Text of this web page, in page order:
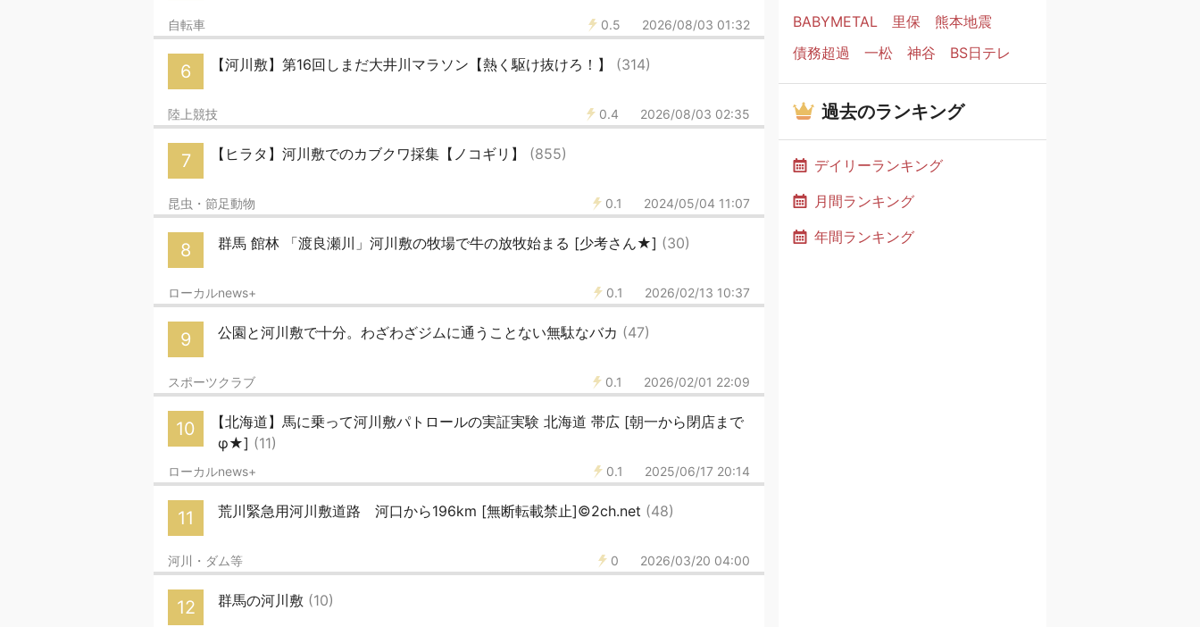
0.5 2026/08/03 01:32
自転車
6 【河川敷】第16回しまだ大井川マラソン【熱く駆け抜けろ！】 (314)
0.4 2026/08/03 02:35
陸上競技
7 【ヒラタ】河川敷でのカブクワ採集【ノコギリ】 (855)
0.1 2024/05/04 11:07
昆虫・節足動物
8 群馬 館林 「渡良瀬川」河川敷の牧場で牛の放牧始まる [少考さん★] (30)
0.1 2026/02/13 10:37
ローカルnews+
9 公園と河川敷で十分。わざわざジムに通うことない無駄なバカ (47)
0.1 2026/02/01 22:09
スポーツクラブ
10
【北海道】馬に乗って河川敷パトロールの実証実験 北海道 帯広 [朝一から閉店まで
φ★] (11)
0.1 2025/06/17 20:14
ローカルnews+
11 荒川緊急用河川敷道路 河口から196km [無断転載禁止]©2ch.net (48)
0 2026/03/20 04:00
河川・ダム等
12 群馬の河川敷 (10)
BABYMETAL
里保
熊本地震
債務超過
一松 神谷 BS日テレ
過去のランキング
デイリーランキング
月間ランキング
年間ランキング